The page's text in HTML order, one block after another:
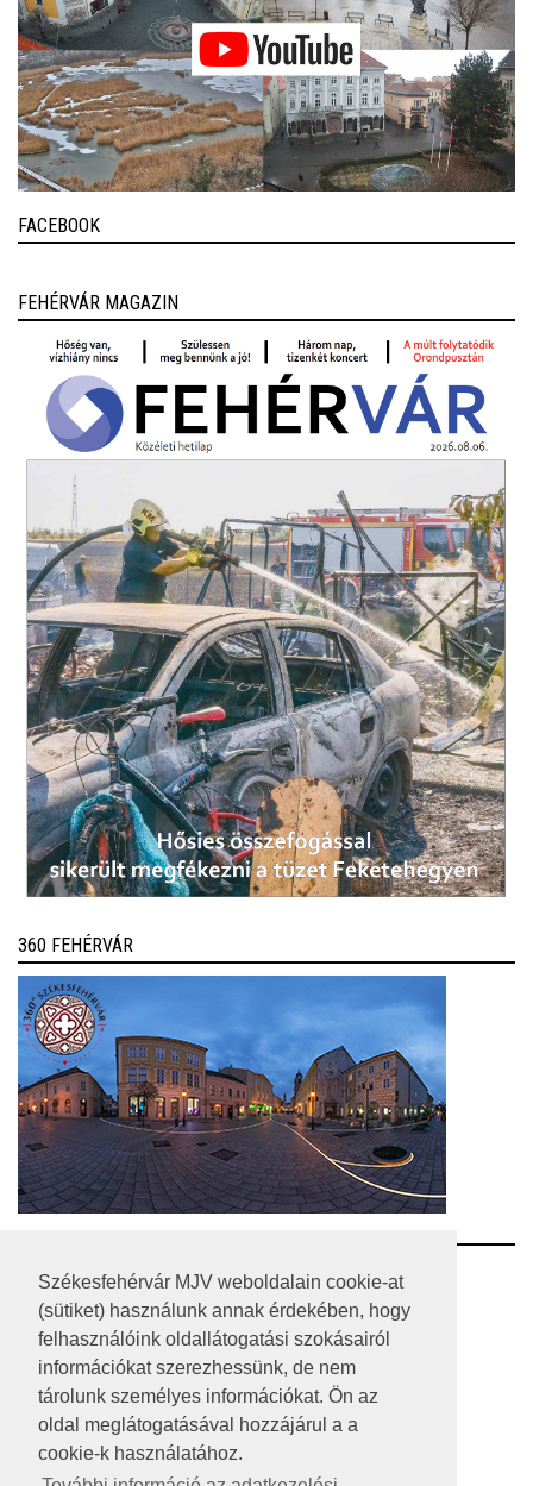
Székesfehérvár MJV weboldalain cookie-at
(sütiket) használunk annak érdekében, hogy
felhasználóink oldallátogatási szokásairól
információkat szerezhessünk, de nem
tárolunk személyes információkat. Ön az
oldal meglátogatásával hozzájárul a a
cookie-k használatához.
FACEBOOK
FEHÉRVÁR MAGAZIN
360 FEHÉRVÁR
RSS
A HONLAP 2017.03.31-I ÁLLAPOTA
JOGI NYILATKOZAT
IMPRESSZUM